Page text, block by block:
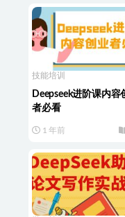
技能培训
Deepseek进阶课内容
者必看
1 年前